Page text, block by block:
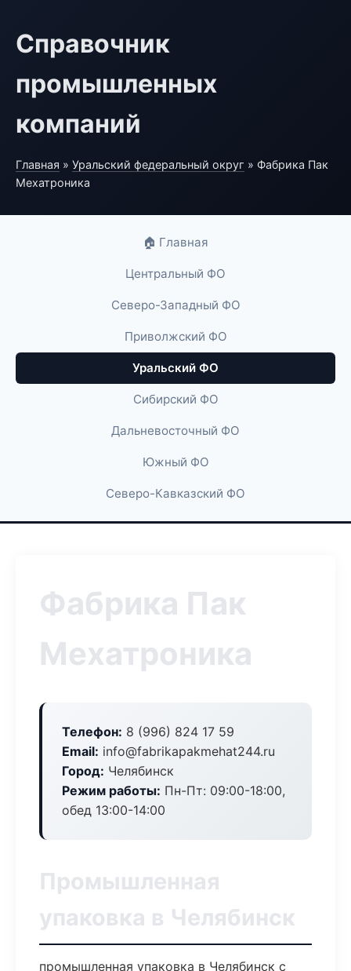
Справочник
промышленных
компаний
Главная » Уральский федеральный округ » Фабрика Пак
Мехатроника
🏠 Главная
Центральный ФО
Северо-Западный ФО
Приволжский ФО
Уральский ФО
Сибирский ФО
Дальневосточный ФО
Южный ФО
Северо-Кавказский ФО
Фабрика Пак
Мехатроника
Телефон: 8 (996) 824 17 59
Email: info@fabrikapakmehat244.ru
Город: Челябинск
Режим работы: Пн-Пт: 09:00-18:00,
обед 13:00-14:00
Промышленная
упаковка в Челябинск
промышленная упаковка в Челябинск с